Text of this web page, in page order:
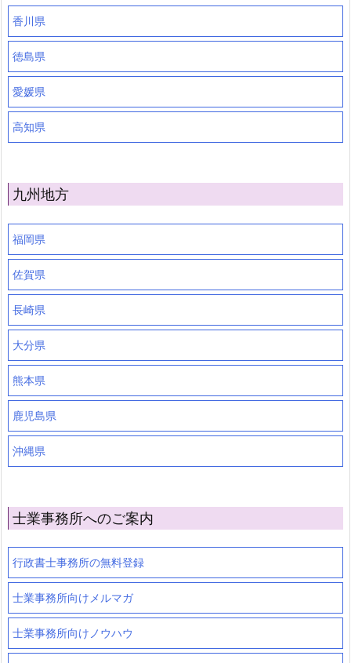
香川県
徳島県
愛媛県
高知県
九州地方
福岡県
佐賀県
長崎県
大分県
熊本県
鹿児島県
沖縄県
士業事務所へのご案内
行政書士事務所の無料登録
士業事務所向けメルマガ
士業事務所向けノウハウ